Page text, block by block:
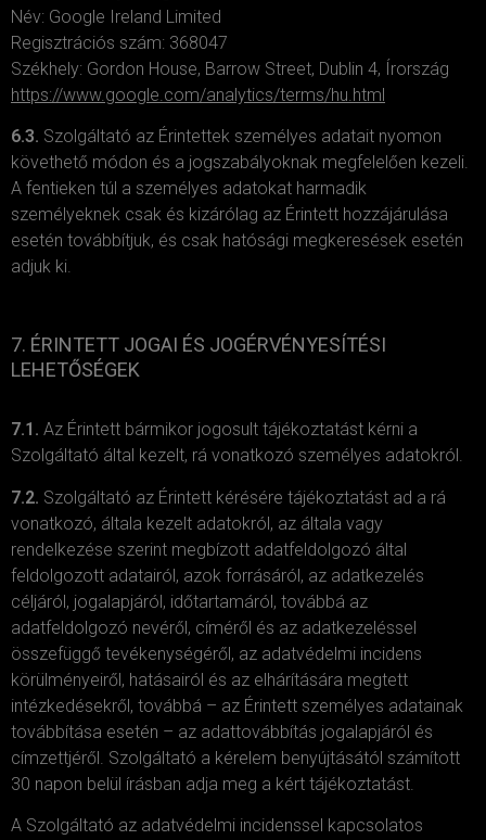
Név: Google Ireland Limited
Regisztrációs szám: 368047
Székhely: Gordon House, Barrow Street, Dublin 4, Írország
https://www.google.com/analytics/terms/hu.html
6.3. Szolgáltató az Érintettek személyes adatait nyomon
követhető módon és a jogszabályoknak megfelelően kezeli.
A fentieken túl a személyes adatokat harmadik
személyeknek csak és kizárólag az Érintett hozzájárulása
esetén továbbítjuk, és csak hatósági megkeresések esetén
adjuk ki.
7. ÉRINTETT JOGAI ÉS JOGÉRVÉNYESÍTÉSI
LEHETŐSÉGEK
7.1. Az Érintett bármikor jogosult tájékoztatást kérni a
Szolgáltató által kezelt, rá vonatkozó személyes adatokról.
7.2. Szolgáltató az Érintett kérésére tájékoztatást ad a rá
vonatkozó, általa kezelt adatokról, az általa vagy
rendelkezése szerint megbízott adatfeldolgozó által
feldolgozott adatairól, azok forrásáról, az adatkezelés
céljáról, jogalapjáról, időtartamáról, továbbá az
adatfeldolgozó nevéről, címéről és az adatkezeléssel
összefüggő tevékenységéről, az adatvédelmi incidens
körülményeiről, hatásairól és az elhárítására megtett
intézkedésekről, továbbá – az Érintett személyes adatainak
továbbítása esetén – az adattovábbítás jogalapjáról és
címzettjéről. Szolgáltató a kérelem benyújtásától számított
30 napon belül írásban adja meg a kért tájékoztatást.
A Szolgáltató az adatvédelmi incidenssel kapcsolatos